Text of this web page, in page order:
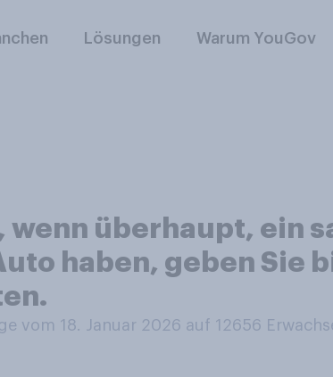
Lösungen Warum YouGov
überhaupt, ein
haben, geben Sie
vom 18. Januar 2026 auf 12656